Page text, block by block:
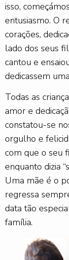
isso,
entusiasmo. O
corações,
lado dos seus
cantou e
dedicassem
Todas as
amor e
constatou-se
orgulho e
com que o seu
enquanto dizia
Uma mãe é o
regressa
data tão
família.